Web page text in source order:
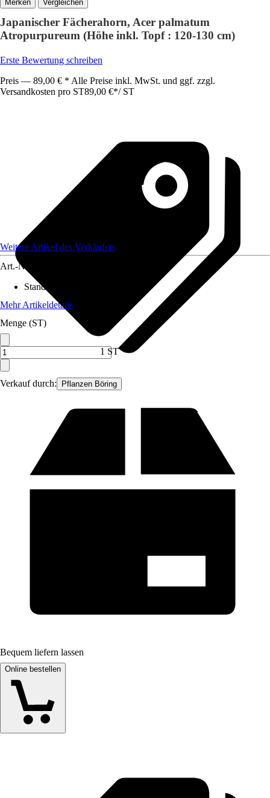
Vergleichen
Japanischer Fächerahorn, Acer palmatum
Atropurpureum (Höhe inkl. Topf : 120-130 cm)
Erste Bewertung schreiben
Preis — 89,00 € * Alle Preise inkl. MwSt. und ggf. zzgl.
Versandkosten pro ST89,00 €*/ ST
Verkauf durch: Pflanzen Böring
Weitere Artikel des Verkäufers
Art.-Nr.
Standort
Mehr Artikeldetails
Menge (ST)
1 ST
Bequem liefern lassen
Online bestellen